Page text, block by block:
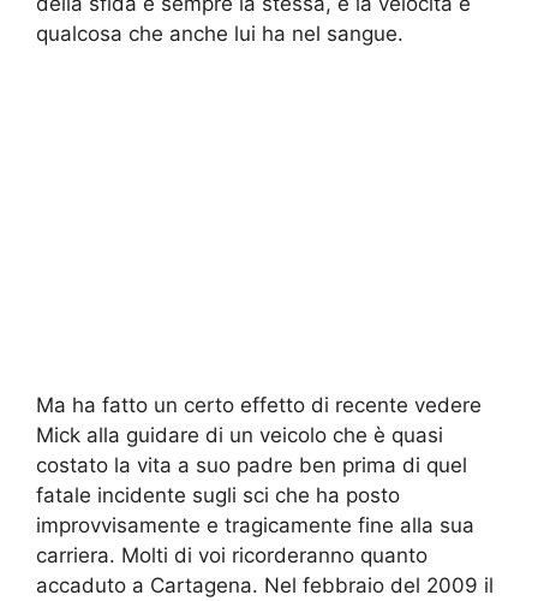
qualcosa che anche lui ha nel sangue.
Ma ha fatto un certo effetto di recente vedere
Mick alla guidare di un veicolo che è quasi
costato la vita a suo padre ben prima di quel
fatale incidente sugli sci che ha posto
improvvisamente e tragicamente fine alla sua
carriera. Molti di voi ricorderanno quanto
accaduto a Cartagena. Nel febbraio del 2009 il